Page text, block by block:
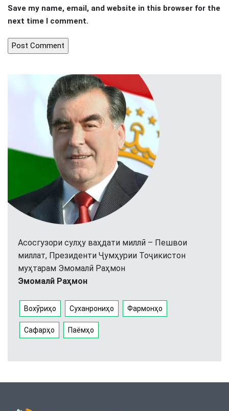
Save my name, email, and website in this browser for the
next time I comment.
Асосгузори сулҳу ваҳдати миллӣ – Пешвои
миллат, Президенти Ҷумҳурии Тоҷикистон
муҳтарам Эмомалӣ Раҳмон
Эмомалӣ Раҳмон
Вохӯриҳо Суханрониҳо Фармонҳо
Сафарҳо Паёмҳо